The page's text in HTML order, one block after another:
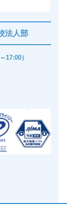
法人部
17:00）